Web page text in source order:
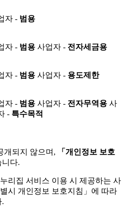
자 - 범용
자 - 범용 사업자 - 전자세금용
자 - 범용 사업자 - 용도제한
자 - 범용 사업자 - 전자무역용 사
- 특수목적
개되지 않으며,
「개인정보 보호
다.
리집 서비스 이용 시 제공하는 사
시 개인정보 보호지침」에 따라
.